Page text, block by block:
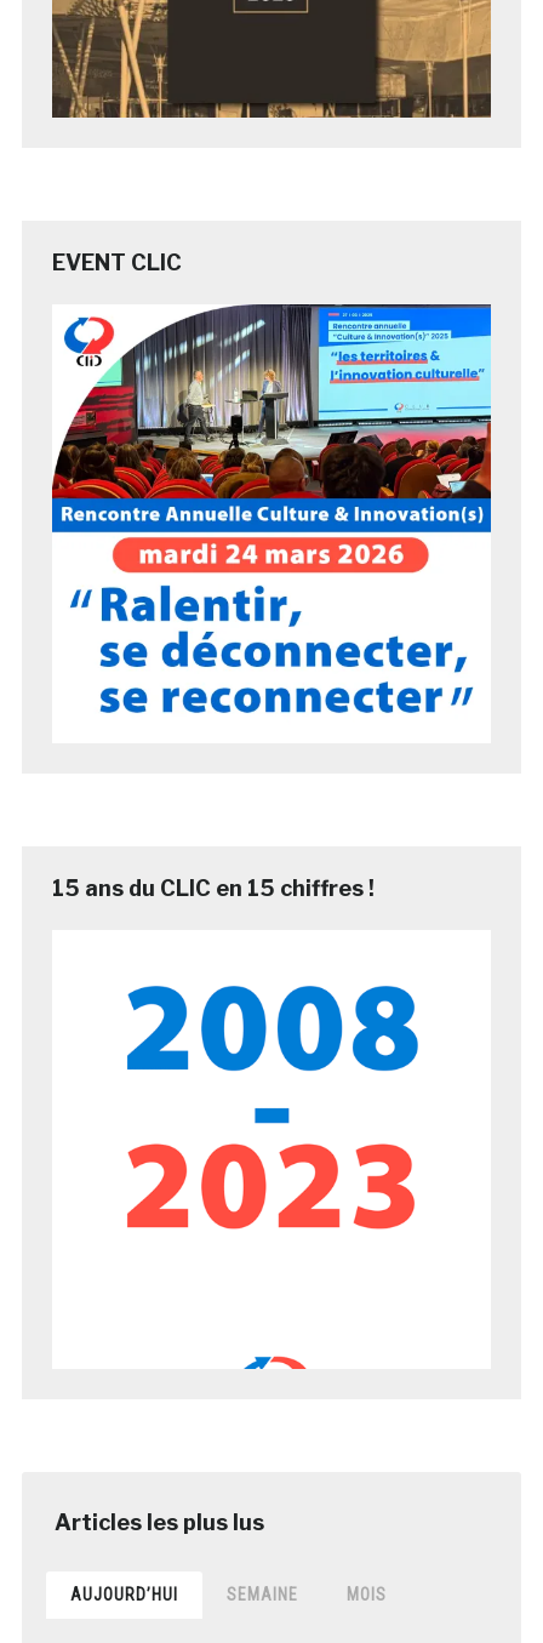
EVENT CLIC
15 ans du CLIC en 15 chiffres !
AUJOURD’HUI SEMAINE MOIS